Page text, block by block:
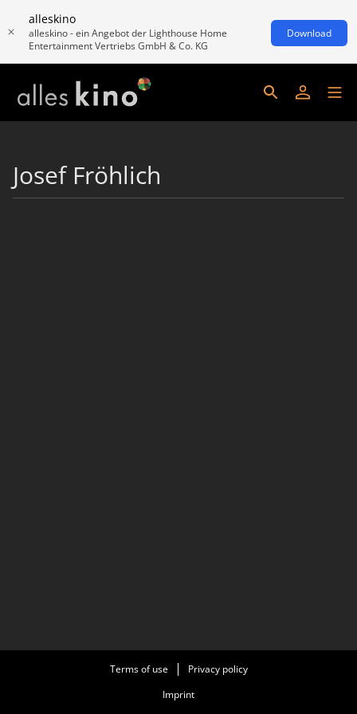
alleskino
alleskino - ein Angebot der Lighthouse Home
Entertainment Vertriebs GmbH & Co. KG
Download
Josef Fröhlich
Terms of use
Privacy policy
Imprint